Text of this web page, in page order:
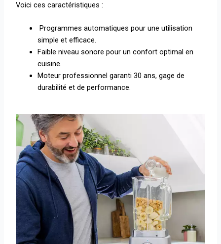
Voici ces caractéristiques :
Programmes automatiques pour une utilisation
simple et efficace.
Faible niveau sonore pour un confort optimal en
cuisine.
Moteur professionnel garanti 30 ans, gage de
durabilité et de performance.